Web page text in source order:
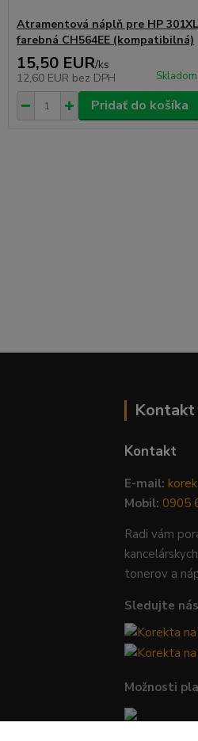
Atramentová náplň pre HP 301XL
farebná CH564EE (kompatibilná)
15,50 EUR/ks
12,60 EUR bez DPH
Pridať do košíka
Kontakt
Kontakt
E-mail:
Mobil: 0905
Radi vám
tonerov a
Sledujte nás
Možnosti